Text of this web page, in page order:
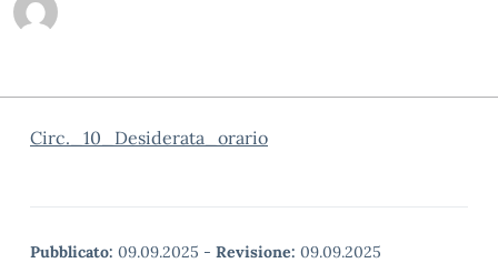
Circ._10_Desiderata_orario
Pubblicato: 09.09.2025 - Revisione: 09.09.2025